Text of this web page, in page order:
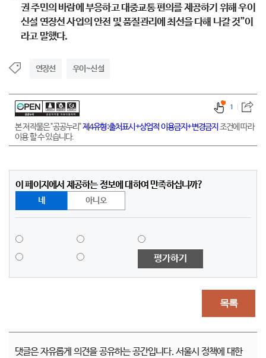
권 주민의 바람에 부응하고 대중교통 편의를 제공하기 위해 우이
신설 연장선 사업의 안전 및 품질관리에 최선을 다해 나갈 것”이
라고 말했다.
연장선 우이~신설
본 저작물은 "공공누리"제4유형:출처표시+상업적 이용금지+변경금지 조건에 따라
이용 할 수 있습니다.
1
이 페이지에서 제공하는 정보에 대하여 만족하십니까?
네 아니오
평가하기
목록
댓글은 자유롭게 의견을 공유하는 공간입니다. 서울시 정책에 대한